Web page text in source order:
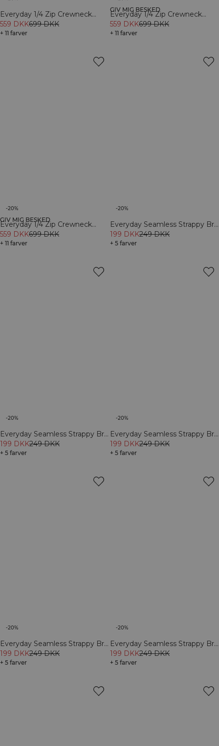
Everyday 1/4 Zip Crewneck
Print Light Grey Melange
559 DKK699 DKK
+ 11 farver
GIV MIG BESKED
Everyday 1/4 Zip Crewneck
Print Baby Blue
559 DKK699 DKK
+ 11 farver
-20%
GIV MIG BESKED
Everyday 1/4 Zip Crewneck
Print Petal Pink
559 DKK699 DKK
+ 11 farver
-20%
Everyday Seamless Strappy Bra
White
199 DKK249 DKK
+ 5 farver
-20%
Everyday Seamless Strappy Bra
Lagoon Blue
199 DKK249 DKK
+ 5 farver
-20%
Everyday Seamless Strappy Bra
Baby Blue
199 DKK249 DKK
+ 5 farver
-20%
Everyday Seamless Strappy Bra
Petal Pink
199 DKK249 DKK
+ 5 farver
-20%
Everyday Seamless Strappy Bra
Light Grey Melange
199 DKK249 DKK
+ 5 farver